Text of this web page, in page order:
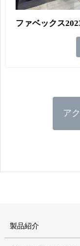
ファベックス
ア
製品紹介